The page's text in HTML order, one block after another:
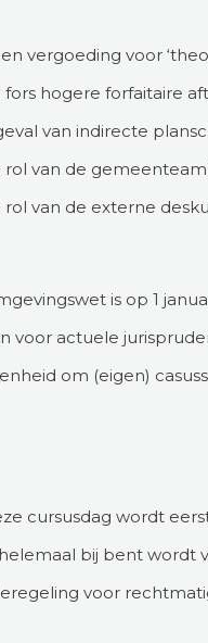
vergoeding voor
fors hogere forfaitaire
van indirecte
rol van de
rol van de externe
is op 1
voor actuele
om (eigen)
cursusdag wordt
bij bent wordt
voor